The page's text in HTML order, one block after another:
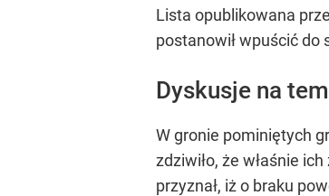
Lista opublikowana
postanowił wpuścić do
Dyskusje na
W gronie pominiętych
zdziwiło, że właśnie
przyznał, iż o braku